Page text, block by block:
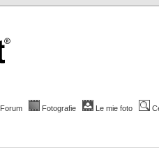
Forum Fotografie Le mie foto